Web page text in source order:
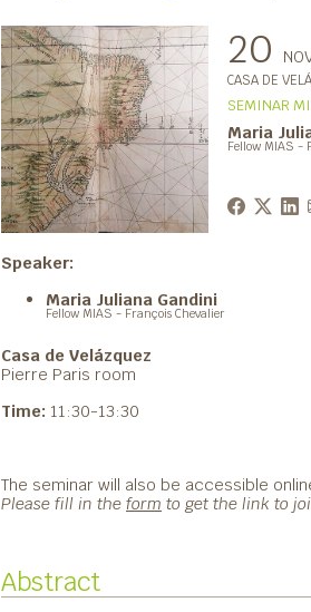
20
CASA DE
SEMINAR
Maria
Fellow MIAS -
Speaker:
Maria Juliana Gandini
Fellow MIAS - François Chevalier
Casa de Velázquez
Pierre Paris room
Time: 11:30-13:30
The seminar will also be accessible
Please fill in the form to get the link to
Abstract